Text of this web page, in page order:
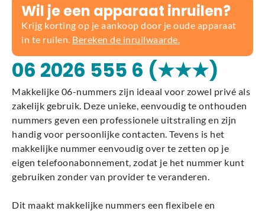
Wil je een apparaat inruilen?
Krijg korting op je aankoop door je oude apparaat
in te ruilen. Bereken de inruilwaarde.
06 2026 555 6 (★★★)
Makkelijke 06-nummers zijn ideaal voor zowel privé als
zakelijk gebruik. Deze unieke, eenvoudig te onthouden
nummers geven een professionele uitstraling en zijn
handig voor persoonlijke contacten. Tevens is het
makkelijke nummer eenvoudig over te zetten op je
eigen telefoonabonnement, zodat je het nummer kunt
gebruiken zonder van provider te veranderen.
Dit maakt makkelijke nummers een flexibele en